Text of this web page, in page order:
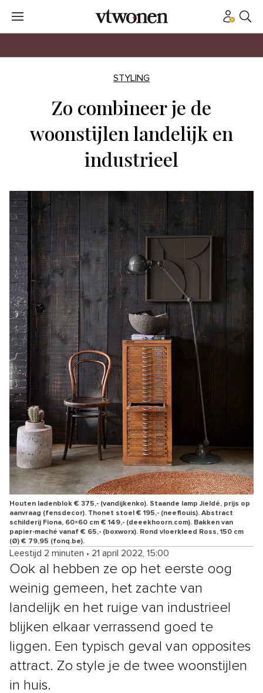
STYLING
Zo combineer je de
woonstijlen landelijk en
industrieel
Houten ladenblok € 375,- (vandijkenko). Staande lamp Jieldé, prijs op
aanvraag (fensdecor). Thonet stoel € 195,- (neeflouis). Abstract
schilderij Fiona, 60×60 cm € 149,- (deeekhoorn.com). Bakken van
papier-maché vanaf € 65,- (boxworx). Rond vloerkleed Ross, 150 cm
(Ø) € 79,95 (fonq.be).
Leestijd 2 minuten • 21 april 2022, 15:00
Ook al hebben ze op het eerste oog
weinig gemeen, het zachte van
landelijk en het ruige van industrieel
blijken elkaar verrassend goed te
liggen. Een typisch geval van opposites
attract. Zo style je de twee woonstijlen
in huis.